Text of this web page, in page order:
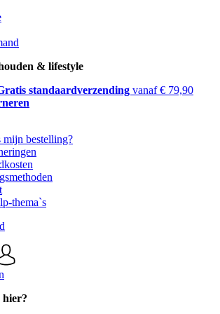
& lifestyle
standaardverzending vanaf € 79,90
mijn bestelling?
thema`s
hier?